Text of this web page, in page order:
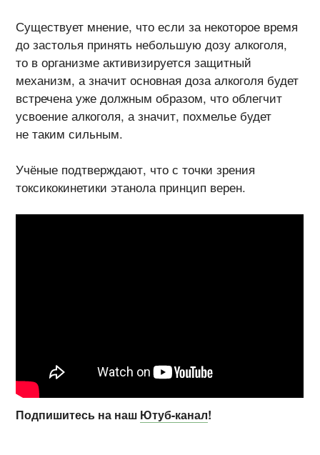
Существует мнение, что если за некоторое время
до застолья принять небольшую дозу алкоголя,
то в организме активизируется защитный
механизм, а значит основная доза алкоголя будет
встречена уже должным образом, что облегчит
усвоение алкоголя, а значит, похмелье будет
не таким сильным.
Учёные подтверждают, что с точки зрения
токсикокинетики этанола принцип верен.
Подпишитесь на наш Ютуб-канал!